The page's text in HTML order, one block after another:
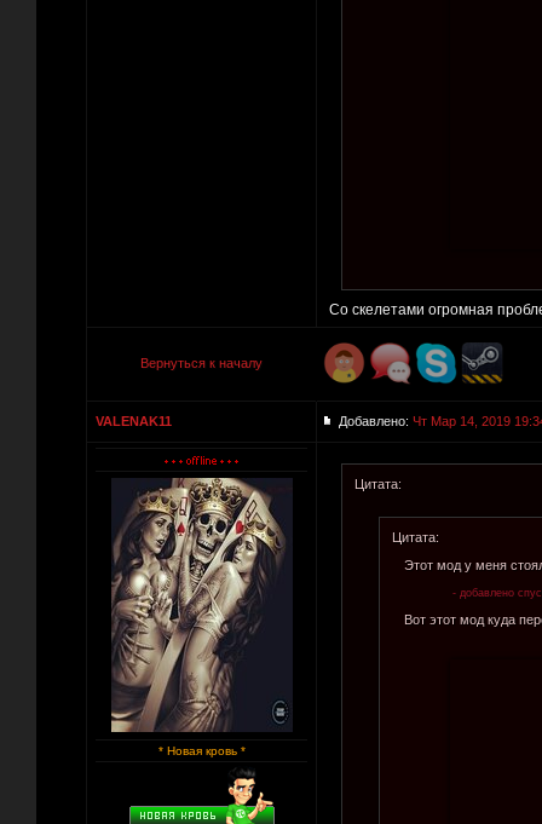
Со скелетами огромная
Вернуться к началу
VALENAK11 Добавлено: Чт Мар 14, 2019
* Новая кровь *
Цитата:
Цитата:
Этот мод у меня
- добавлено
Вот этот мод куда